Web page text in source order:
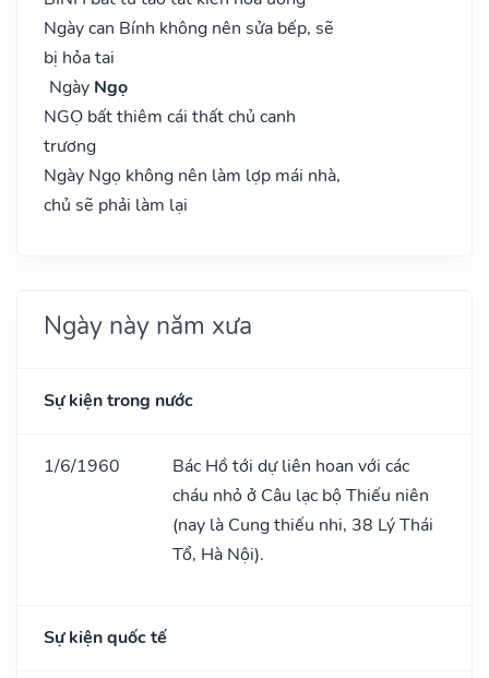
Ngày can Bính không nên sửa bếp, sẽ
bị hỏa tai
Ngày Ngọ
NGỌ bất thiêm cái thất chủ canh
trương
Ngày Ngọ không nên làm lợp mái nhà,
chủ sẽ phải làm lại
Ngày này năm xưa
Sự kiện trong nước
1/6/1960
Bác Hồ tới dự liên hoan với các
cháu nhỏ ở Câu lạc bộ Thiếu niên
(nay là Cung thiếu nhi, 38 Lý Thái
Tổ, Hà Nội).
Sự kiện quốc tế